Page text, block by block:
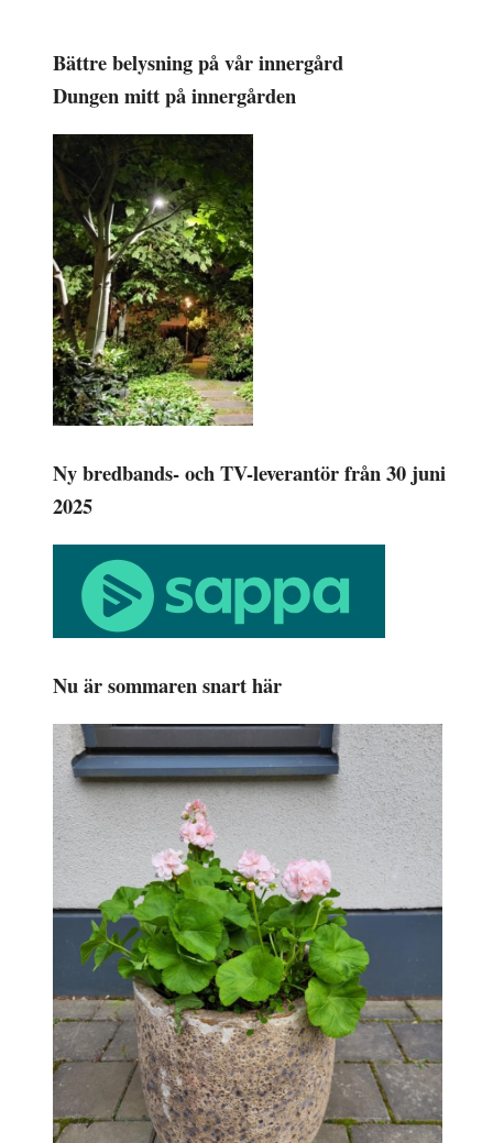
Bättre belysning på vår innergård
Dungen mitt på innergården
Ny bredbands- och TV-leverantör från 30 juni
2025
Nu är sommaren snart här